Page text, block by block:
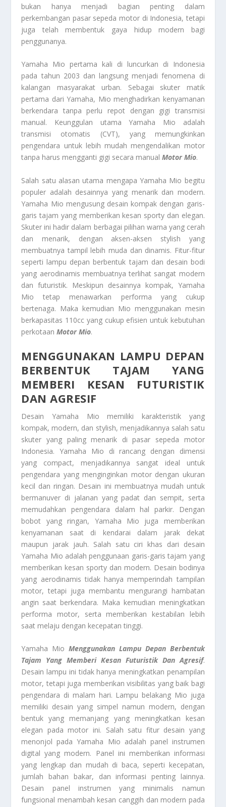
bukan hanya menjadi bagian penting dalam
perkembangan pasar sepeda motor di Indonesia, tetapi
juga telah membentuk gaya hidup modern bagi
penggunanya.
Yamaha Mio pertama kali di luncurkan di Indonesia
pada tahun 2003 dan langsung menjadi fenomena di
kalangan masyarakat urban. Sebagai skuter matik
pertama dari Yamaha, Mio menghadirkan kenyamanan
berkendara tanpa perlu repot dengan gigi transmisi
manual. Keunggulan utama Yamaha Mio adalah
transmisi otomatis (CVT), yang memungkinkan
pengendara untuk lebih mudah mengendalikan motor
tanpa harus mengganti gigi secara manual Motor Mio.
Salah satu alasan utama mengapa Yamaha Mio begitu
populer adalah desainnya yang menarik dan modern.
Yamaha Mio mengusung desain kompak dengan garis-
garis tajam yang memberikan kesan sporty dan elegan.
Skuter ini hadir dalam berbagai pilihan warna yang cerah
dan menarik, dengan aksen-aksen stylish yang
membuatnya tampil lebih muda dan dinamis. Fitur-fitur
seperti lampu depan berbentuk tajam dan desain bodi
yang aerodinamis membuatnya terlihat sangat modern
dan futuristik. Meskipun desainnya kompak, Yamaha
Mio tetap menawarkan performa yang cukup
bertenaga. Maka kemudian Mio menggunakan mesin
berkapasitas 110cc yang cukup efisien untuk kebutuhan
perkotaan Motor Mio.
MENGGUNAKAN LAMPU DEPAN
BERBENTUK TAJAM YANG
MEMBERI KESAN FUTURISTIK
DAN AGRESIF
Desain Yamaha Mio memiliki karakteristik yang
kompak, modern, dan stylish, menjadikannya salah satu
skuter yang paling menarik di pasar sepeda motor
Indonesia. Yamaha Mio di rancang dengan dimensi
yang compact, menjadikannya sangat ideal untuk
pengendara yang menginginkan motor dengan ukuran
kecil dan ringan. Desain ini membuatnya mudah untuk
bermanuver di jalanan yang padat dan sempit, serta
memudahkan pengendara dalam hal parkir. Dengan
bobot yang ringan, Yamaha Mio juga memberikan
kenyamanan saat di kendarai dalam jarak dekat
maupun jarak jauh. Salah satu ciri khas dari desain
Yamaha Mio adalah penggunaan garis-garis tajam yang
memberikan kesan sporty dan modern. Desain bodinya
yang aerodinamis tidak hanya memperindah tampilan
motor, tetapi juga membantu mengurangi hambatan
angin saat berkendara. Maka kemudian meningkatkan
performa motor, serta memberikan kestabilan lebih
saat melaju dengan kecepatan tinggi.
Yamaha MioMenggunakan Lampu Depan Berbentuk
Tajam Yang Memberi Kesan Futuristik Dan Agresif.
Desain lampu ini tidak hanya meningkatkan penampilan
motor, tetapi juga memberikan visibilitas yang baik bagi
pengendara di malam hari. Lampu belakang Mio juga
memiliki desain yang simpel namun modern, dengan
bentuk yang memanjang yang meningkatkan kesan
elegan pada motor ini. Salah satu fitur desain yang
menonjol pada Yamaha Mio adalah panel instrumen
digital yang modern. Panel ini memberikan informasi
yang lengkap dan mudah di baca, seperti kecepatan,
jumlah bahan bakar, dan informasi penting lainnya.
Desain panel instrumen yang minimalis namun
fungsional menambah kesan canggih dan modern pada